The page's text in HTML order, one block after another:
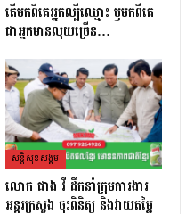
តេីមកពីគេអ្នកល្បីឈ្មោះ​ ឫមកពីគេ
ជាអ្នកមានលុយច្រេីន​…
សន្តិសុខសង្គម
លោក ផាង វី ដឹកនាំក្រុមការងារ
អន្តរក្រសួង ចុះពិនិត្យ និងវាយតម្លៃ